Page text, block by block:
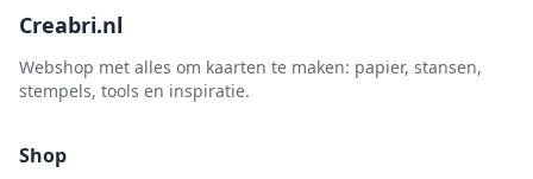
Nuvo
Overige
Paper Boutique
Creabri.nl
Webshop met alles om kaarten te maken: papier, stansen,
stempels, tools en inspiratie.
Shop